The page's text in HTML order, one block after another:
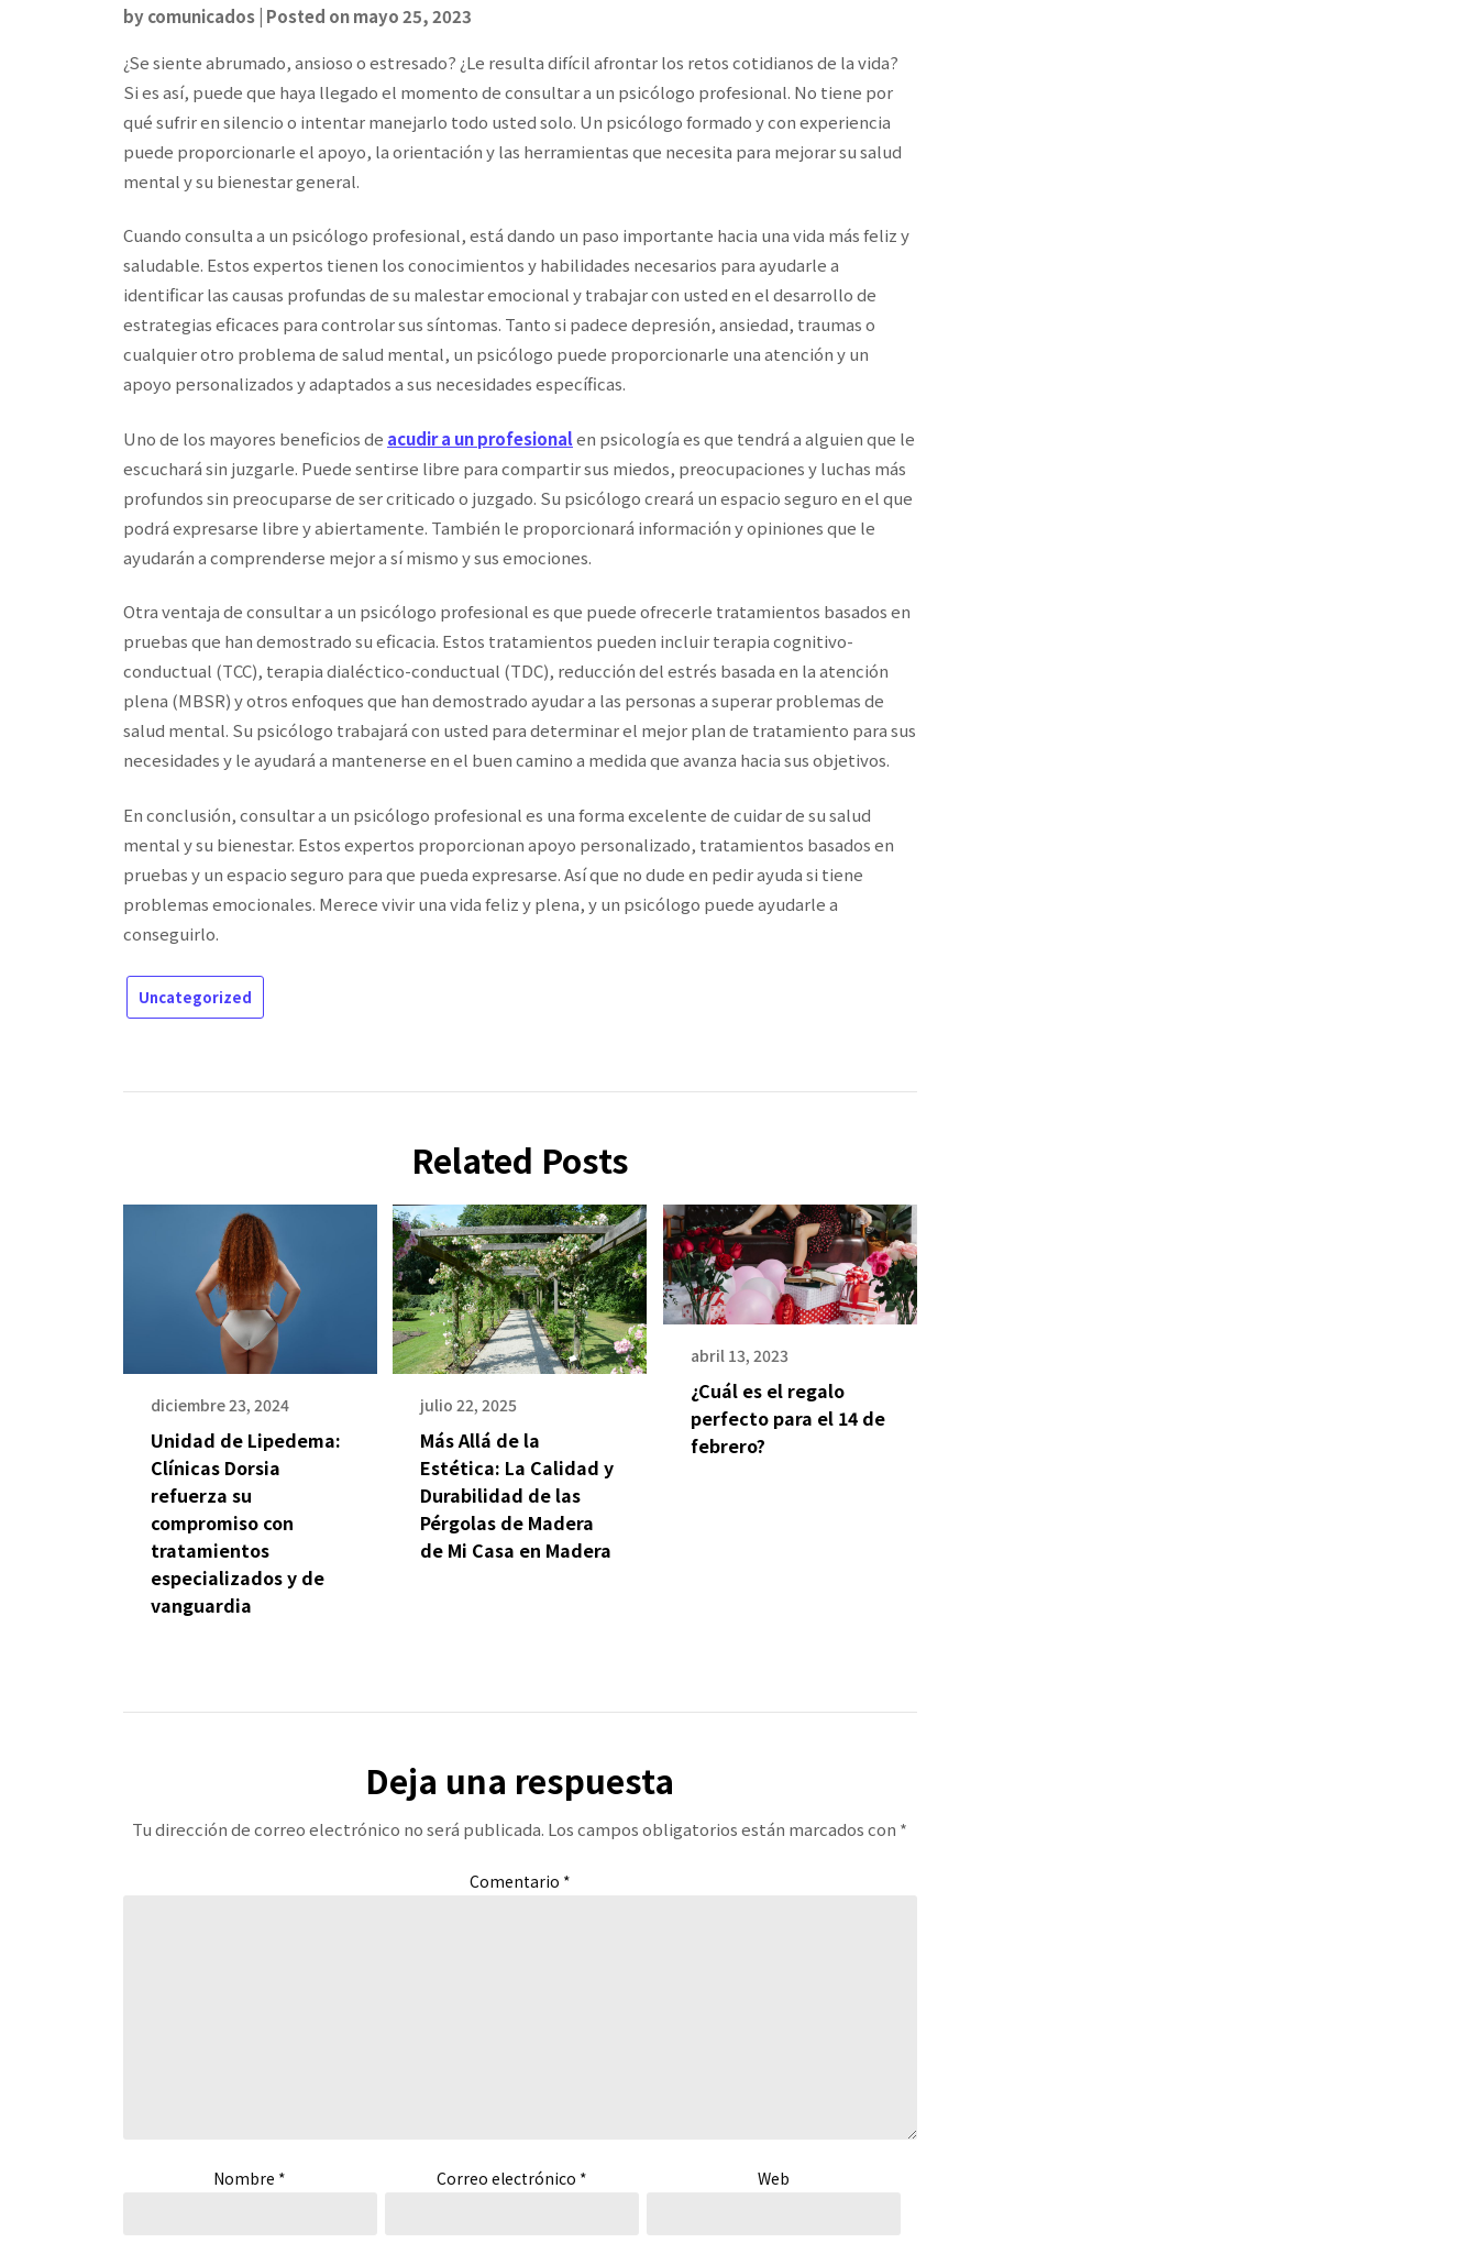
bycomunicados Posted onmayo 25, 2023
¿Se siente abrumado, ansioso o estresado? ¿Le resulta difícil afrontar los retos cotidianos de la vida?
Si es así, puede que haya llegado el momento de consultar a un psicólogo profesional. No tiene por
qué sufrir en silencio o intentar manejarlo todo usted solo. Un psicólogo formado y con experiencia
puede proporcionarle el apoyo, la orientación y las herramientas que necesita para mejorar su salud
mental y su bienestar general.
Cuando consulta a un psicólogo profesional, está dando un paso importante hacia una vida más feliz y
saludable. Estos expertos tienen los conocimientos y habilidades necesarios para ayudarle a
identificar las causas profundas de su malestar emocional y trabajar con usted en el desarrollo de
estrategias eficaces para controlar sus síntomas. Tanto si padece depresión, ansiedad, traumas o
cualquier otro problema de salud mental, un psicólogo puede proporcionarle una atención y un
apoyo personalizados y adaptados a sus necesidades específicas.
Uno de los mayores beneficios de acudir a un profesionalen psicología es que tendrá a alguien que le
escuchará sin juzgarle. Puede sentirse libre para compartir sus miedos, preocupaciones y luchas más
profundos sin preocuparse de ser criticado o juzgado. Su psicólogo creará un espacio seguro en el que
podrá expresarse libre y abiertamente. También le proporcionará información y opiniones que le
ayudarán a comprenderse mejor a sí mismo y sus emociones.
Otra ventaja de consultar a un psicólogo profesional es que puede ofrecerle tratamientos basados en
pruebas que han demostrado su eficacia. Estos tratamientos pueden incluir terapia cognitivo-
conductual (TCC), terapia dialéctico-conductual (TDC), reducción del estrés basada en la atención
plena (MBSR) y otros enfoques que han demostrado ayudar a las personas a superar problemas de
salud mental. Su psicólogo trabajará con usted para determinar el mejor plan de tratamiento para sus
necesidades y le ayudará a mantenerse en el buen camino a medida que avanza hacia sus objetivos.
En conclusión, consultar a un psicólogo profesional es una forma excelente de cuidar de su salud
mental y su bienestar. Estos expertos proporcionan apoyo personalizado, tratamientos basados en
pruebas y un espacio seguro para que pueda expresarse. Así que no dude en pedir ayuda si tiene
problemas emocionales. Merece vivir una vida feliz y plena, y un psicólogo puede ayudarle a
conseguirlo.
Uncategorized
Related Posts
diciembre 23, 2024
Unidad de Lipedema:
Clínicas Dorsia
refuerza su
compromiso con
tratamientos
especializados y de
vanguardia
julio 22, 2025
Más Allá de la
Estética: La Calidad y
Durabilidad de las
Pérgolas de Madera
de Mi Casa en Madera
abril 13, 2023
¿Cuál es el regalo
perfecto para el 14 de
febrero?
Deja una respuesta
Tu dirección de correo electrónico no será publicada. Los campos obligatorios están marcados con *
Comentario *
Nombre * Correo electrónico * Web